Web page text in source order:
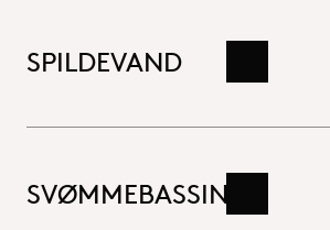
SPILDEVAND
SVØMMEBASSINERLæs mere her